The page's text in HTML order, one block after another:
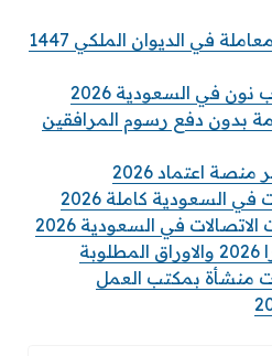
طريقة الاستعلام عن معاملة في الديوان الملكي 1447
في السعودية 2026
بدون دفع رسوم المرافقين
اعتماد 2026
السعودية كاملة 2026
في السعودية 2026
منشأة بمكتب العمل